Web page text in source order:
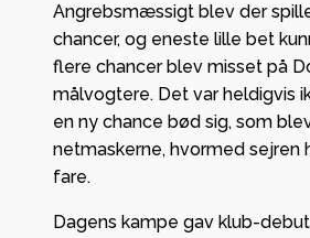
Angrebsmæssigt blev der
chancer, og eneste lille bet
flere chancer blev misset på
målvogtere. Det var heldigvis
en ny chance bød sig, som
netmaskerne, hvormed sejren
fare.
Dagens kampe gav klub-